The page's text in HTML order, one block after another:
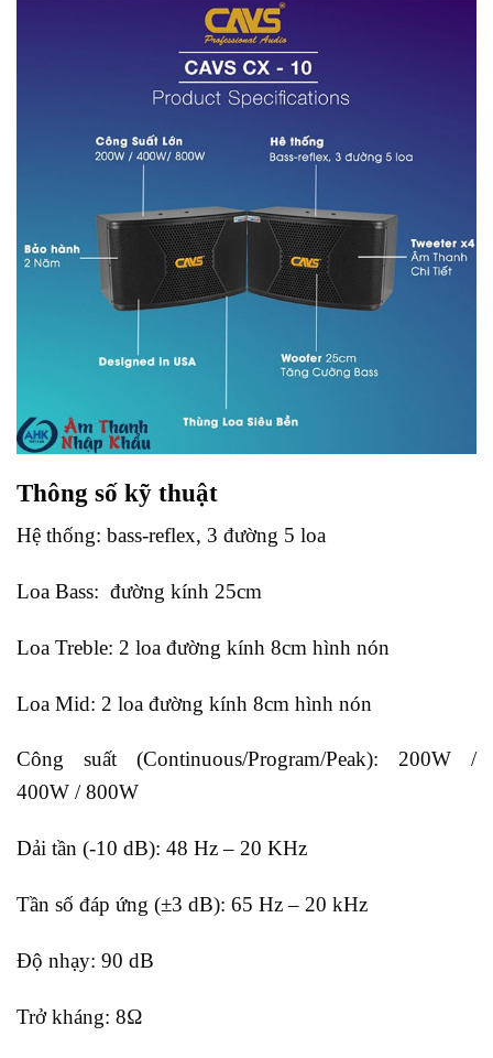
Thông số kỹ thuật
Hệ thống: bass-reflex, 3 đường 5 loa
Loa Bass: đường kính 25cm
Loa Treble: 2 loa đường kính 8cm hình nón
Loa Mid: 2 loa đường kính 8cm hình nón
Công suất (Continuous/Program/Peak): 200W /
400W / 800W
Dải tần (-10 dB): 48 Hz – 20 KHz
Tần số đáp ứng (±3 dB): 65 Hz – 20 kHz
Độ nhạy: 90 dB
Trở kháng: 8Ω